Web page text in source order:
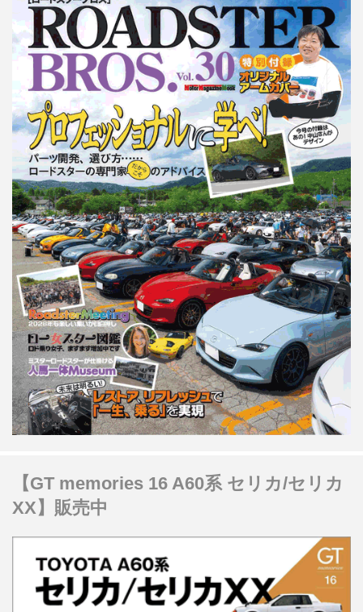
【GT memories 16 A60系 セリカ/セリカ
XX】販売中